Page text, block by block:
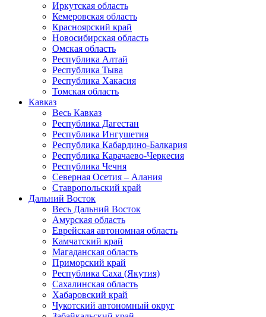
Иркутская область
Кемеровская область
Красноярский край
Новосибирская область
Омская область
Республика Алтай
Республика Тыва
Республика Хакасия
Томская область
Кавказ
Весь Кавказ
Республика Дагестан
Республика Ингушетия
Республика Кабардино-Балкария
Республика Карачаево-Черкесия
Республика Чечня
Северная Осетия – Алания
Ставропольский край
Дальний Восток
Весь Дальний Восток
Амурская область
Еврейская автономная область
Камчатский край
Магаданская область
Приморский край
Республика Саха (Якутия)
Сахалинская область
Хабаровский край
Чукотский автономный округ